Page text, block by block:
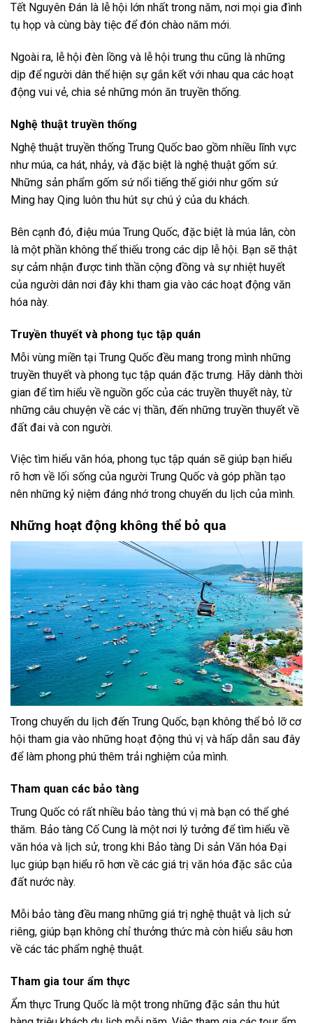
Tết Nguyên Đán là lễ hội lớn nhất trong năm, nơi mọi gia đình
tụ họp và cùng bày tiệc để đón chào năm mới.
Ngoài ra, lễ hội đèn lồng và lễ hội trung thu cũng là những
dịp để người dân thể hiện sự gắn kết với nhau qua các hoạt
động vui vẻ, chia sẻ những món ăn truyền thống.
Nghệ thuật truyền thống
Nghệ thuật truyền thống Trung Quốc bao gồm nhiều lĩnh vực
như múa, ca hát, nhảy, và đặc biệt là nghệ thuật gốm sứ.
Những sản phẩm gốm sứ nổi tiếng thế giới như gốm sứ
Ming hay Qing luôn thu hút sự chú ý của du khách.
Bên cạnh đó, điệu múa Trung Quốc, đặc biệt là múa lân, còn
là một phần không thể thiếu trong các dịp lễ hội. Bạn sẽ thật
sự cảm nhận được tinh thần cộng đồng và sự nhiệt huyết
của người dân nơi đây khi tham gia vào các hoạt động văn
hóa này.
Truyền thuyết và phong tục tập quán
Mỗi vùng miền tại Trung Quốc đều mang trong mình những
truyền thuyết và phong tục tập quán đặc trưng. Hãy dành thời
gian để tìm hiểu về nguồn gốc của các truyền thuyết này, từ
những câu chuyện về các vị thần, đến những truyền thuyết về
đất đai và con người.
Việc tìm hiểu văn hóa, phong tục tập quán sẽ giúp bạn hiểu
rõ hơn về lối sống của người Trung Quốc và góp phần tạo
nên những kỷ niệm đáng nhớ trong chuyến du lịch của mình.
Những hoạt động không thể bỏ qua
Trong chuyến du lịch đến Trung Quốc, bạn không thể bỏ lỡ cơ
hội tham gia vào những hoạt động thú vị và hấp dẫn sau đây
để làm phong phú thêm trải nghiệm của mình.
Tham quan các bảo tàng
Trung Quốc có rất nhiều bảo tàng thú vị mà bạn có thể ghé
thăm. Bảo tàng Cố Cung là một nơi lý tưởng để tìm hiểu về
văn hóa và lịch sử, trong khi Bảo tàng Di sản Văn hóa Đại
lục giúp bạn hiểu rõ hơn về các giá trị văn hóa đặc sắc của
đất nước này.
Mỗi bảo tàng đều mang những giá trị nghệ thuật và lịch sử
riêng, giúp bạn không chỉ thưởng thức mà còn hiểu sâu hơn
về các tác phẩm nghệ thuật.
Tham gia tour ẩm thực
Ẩm thực Trung Quốc là một trong những đặc sản thu hút